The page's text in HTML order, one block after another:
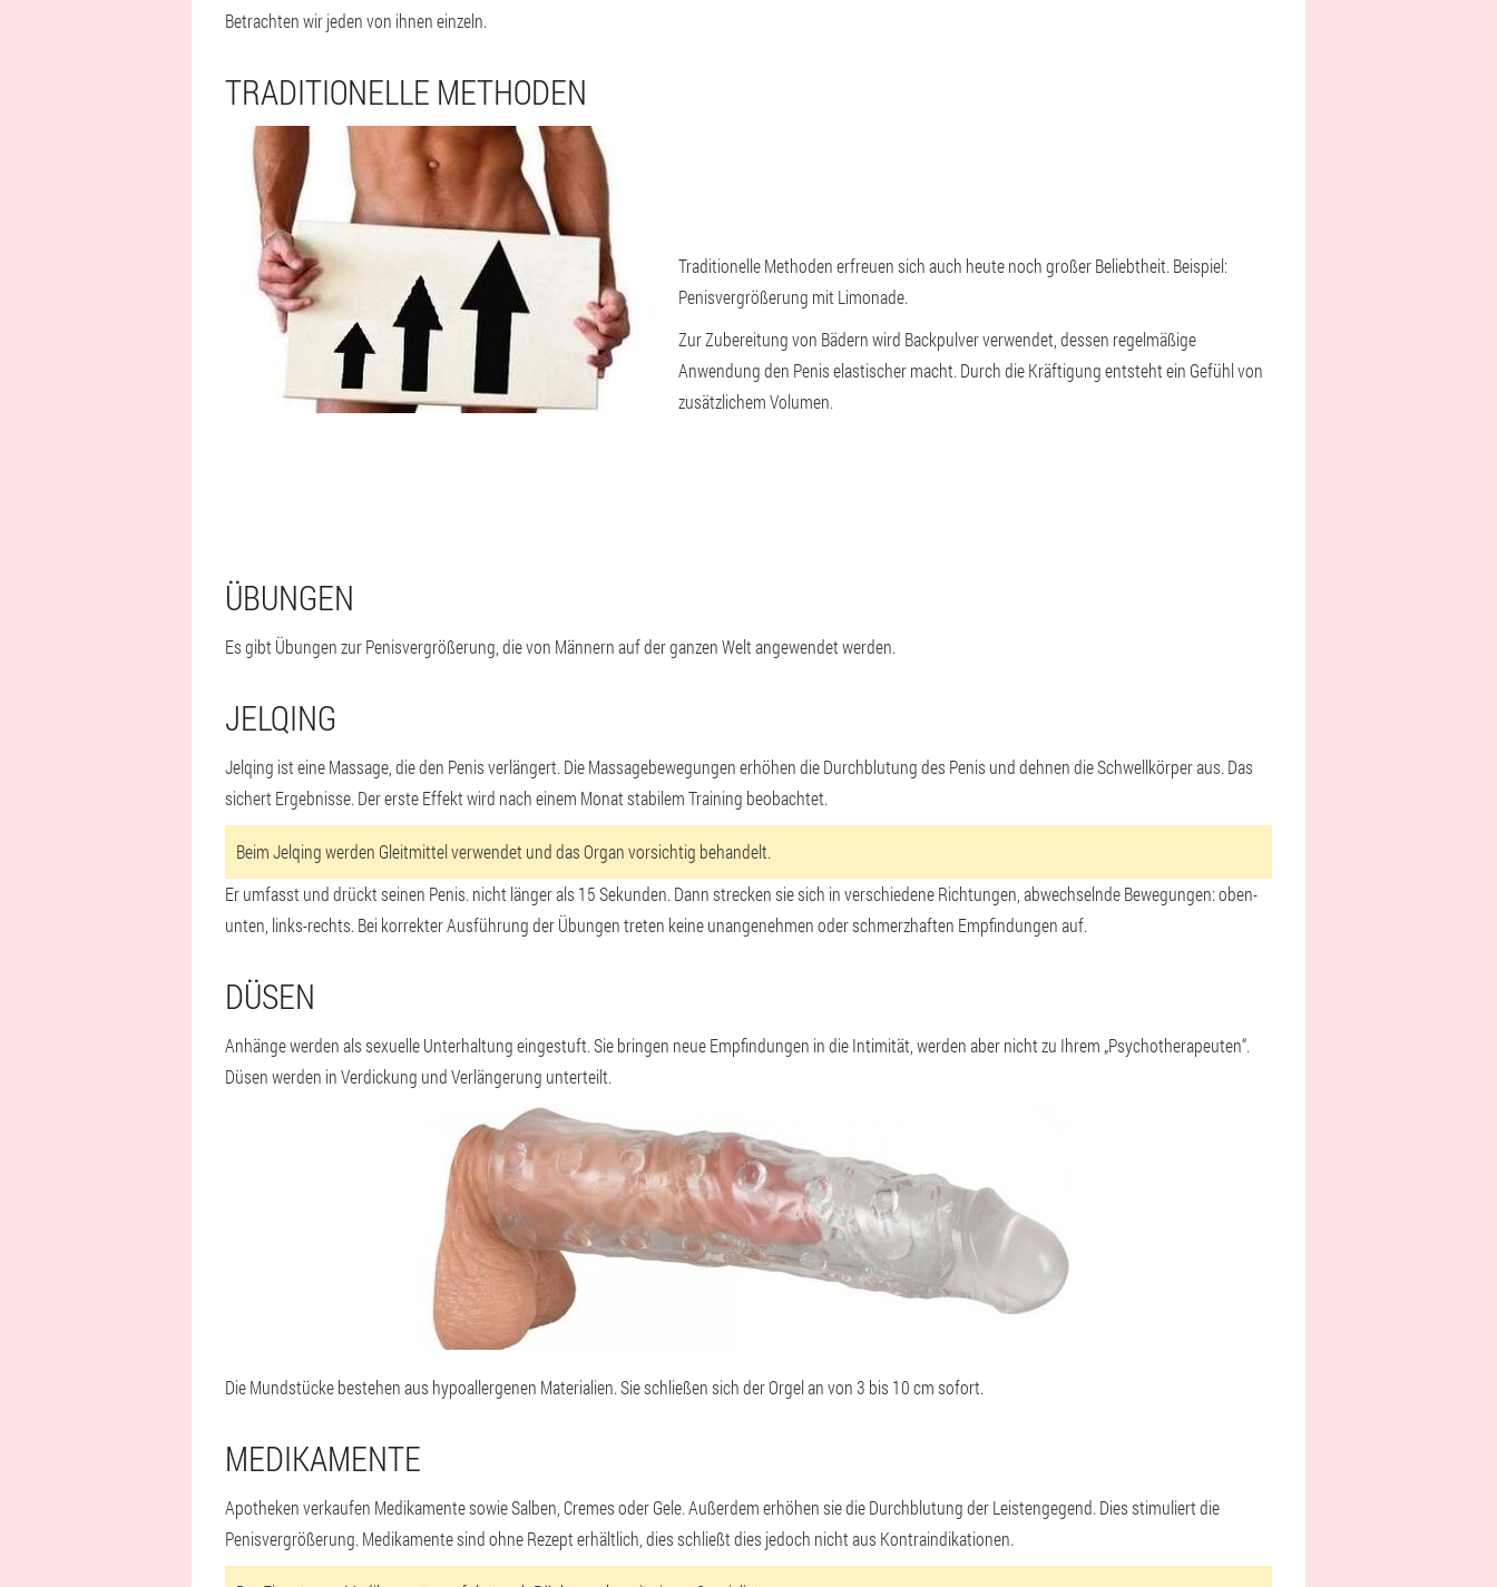
Betrachten wir jeden von ihnen einzeln.
TRADITIONELLE METHODEN
Traditionelle Methoden erfreuen sich auch heute noch großer Beliebtheit. Beispiel:
Penisvergrößerung mit Limonade.
Zur Zubereitung von Bädern wird Backpulver verwendet, dessen regelmäßige
Anwendung den Penis elastischer macht. Durch die Kräftigung entsteht ein Gefühl von
zusätzlichem Volumen.
ÜBUNGEN
Es gibt Übungen zur Penisvergrößerung, die von Männern auf der ganzen Welt angewendet werden.
JELQING
Jelqing ist eine Massage, die den Penis verlängert. Die Massagebewegungen erhöhen die Durchblutung des Penis und dehnen die Schwellkörper aus. Das
sichert Ergebnisse. Der erste Effekt wird nach einem Monat stabilem Training beobachtet.
Beim Jelqing werden Gleitmittel verwendet und das Organ vorsichtig behandelt.
Er umfasst und drückt seinen Penis. nicht länger als 15 Sekunden. Dann strecken sie sich in verschiedene Richtungen, abwechselnde Bewegungen: oben-
unten, links-rechts. Bei korrekter Ausführung der Übungen treten keine unangenehmen oder schmerzhaften Empfindungen auf.
DÜSEN
Anhänge werden als sexuelle Unterhaltung eingestuft. Sie bringen neue Empfindungen in die Intimität, werden aber nicht zu Ihrem „Psychotherapeuten“.
Düsen werden in Verdickung und Verlängerung unterteilt.
Die Mundstücke bestehen aus hypoallergenen Materialien. Sie schließen sich der Orgel anvon 3 bis 10 cm sofort.
MEDIKAMENTE
Apotheken verkaufen Medikamente sowie Salben, Cremes oder Gele. Außerdem erhöhen sie die Durchblutung der Leistengegend. Dies stimuliert die
Penisvergrößerung. Medikamente sind ohne Rezept erhältlich, dies schließt dies jedoch nicht aus Kontraindikationen.